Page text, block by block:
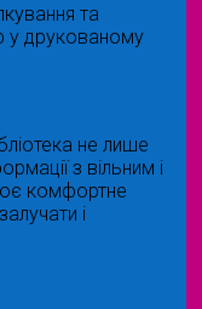
та
у друкованому
не лише
з вільним і
комфортне
і